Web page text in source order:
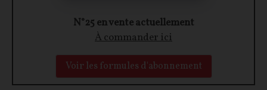
N°25 en vente actuellement
À commander ici
Voir les formules d'abonnement